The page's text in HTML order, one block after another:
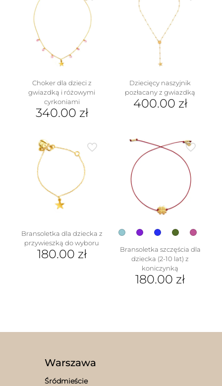
wariantów.
Opcje
można
wybrać
na
stronie
produktu
Choker dla dzieci z
gwiazdką i różowymi
cyrkoniami
340.00 zł
Dziecięcy naszyjnik
pozłacany z gwiazdką
400.00 zł
Bransoletka dla dziecka z
przywieszką do wyboru
180.00 zł
wybrać
produktu
Bransoletka szczęścia dla
dziecka (2-10 lat) z
koniczynką
180.00 zł
Warszawa
Śródmieście